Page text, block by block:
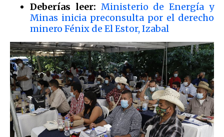
Deberías leer: Ministerio de Energía y
Minas inicia preconsulta por el derecho
minero Fénix de El Estor, Izabal